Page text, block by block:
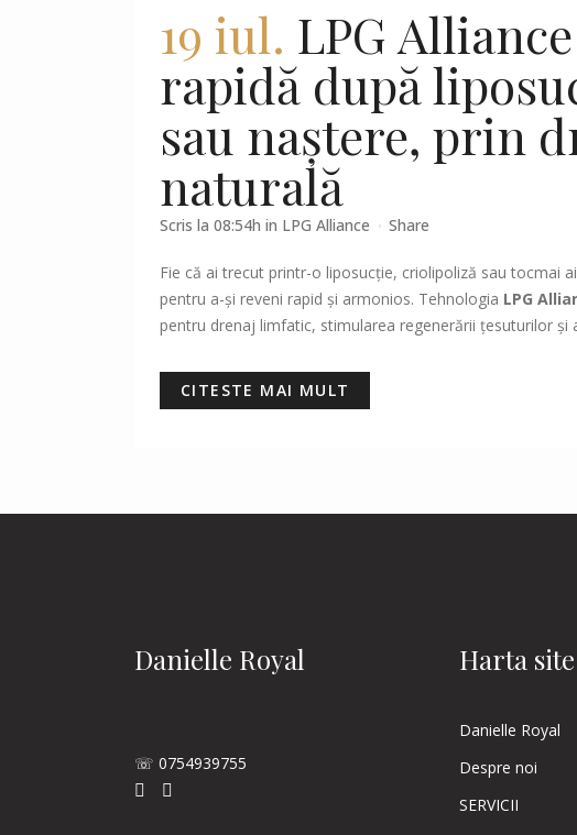
19 iul. LPG
rapidă după
sau naștere, prin
naturală
Scris la 08:54h in LPG Alliance Share
Fie că ai trecut printr-o liposucție, criolipoliză sau tocmai
pentru a-și reveni rapid și armonios. Tehnologia LPG
pentru drenaj limfatic, stimularea regenerării țesuturilor și
CITESTE MAI MULT
Danielle Royal
☏ 0754939755
Harta site
Danielle Royal
Despre noi
SERVICII